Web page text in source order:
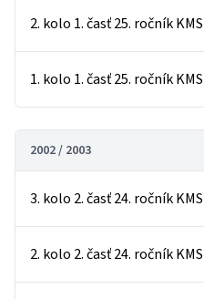
2. kolo 1. časť 25. ročník KMS
1. kolo 1. časť 25. ročník KMS
2002 / 2003
3. kolo 2. časť 24. ročník KMS
2. kolo 2. časť 24. ročník KMS